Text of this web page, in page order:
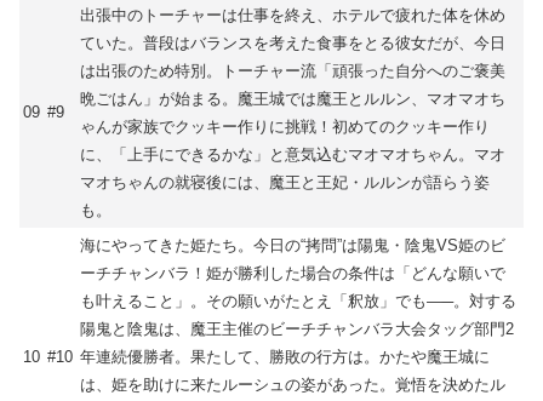
09 #9
出張中のトーチャーは仕事を終え、ホテルで疲れた体を休め
ていた。普段はバランスを考えた食事をとる彼女だが、今日
は出張のため特別。トーチャー流「頑張った自分へのご褒美
晩ごはん」が始まる。魔王城では魔王とルルン、マオマオち
ゃんが家族でクッキー作りに挑戦！初めてのクッキー作り
に、「上手にできるかな」と意気込むマオマオちゃん。マオ
マオちゃんの就寝後には、魔王と王妃・ルルンが語らう姿
も。
10 #10
海にやってきた姫たち。今日の“拷問”は陽鬼・陰鬼VS姫のビ
ーチチャンバラ！姫が勝利した場合の条件は「どんな願いで
も叶えること」。その願いがたとえ「釈放」でも―─。対する
陽鬼と陰鬼は、魔王主催のビーチチャンバラ大会タッグ部門2
年連続優勝者。果たして、勝敗の行方は。かたや魔王城に
は、姫を助けに来たルーシュの姿があった。覚悟を決めたル